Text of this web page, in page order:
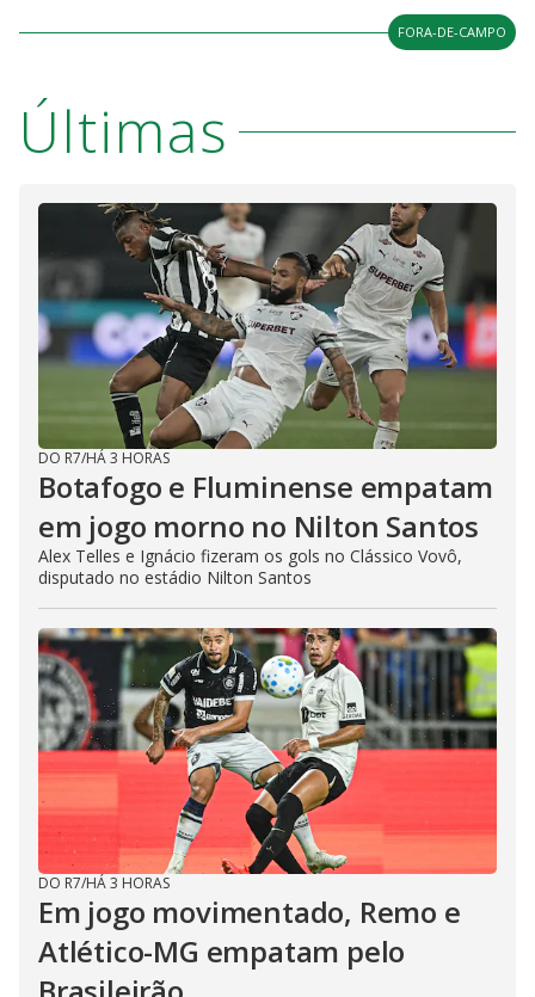
FORA-DE-CAMPO
Últimas
DO R7/HÁ 3 HORAS
Botafogo e Fluminense empatam
em jogo morno no Nilton Santos
Alex Telles e Ignácio fizeram os gols no Clássico Vovô,
disputado no estádio Nilton Santos
DO R7/HÁ 3 HORAS
Em jogo movimentado, Remo e
Atlético-MG empatam pelo